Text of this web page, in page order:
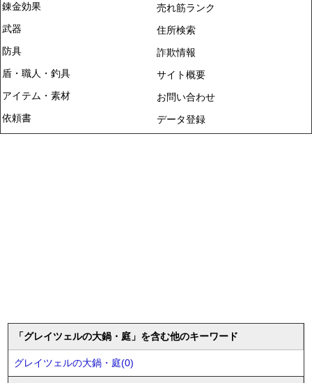
錬金効果
武器
防具
盾・職人・釣具
アイテム・素材
依頼書
売れ筋ランク
住所検索
詐欺情報
サイト概要
お問い合わせ
データ登録
「グレイツェルの大鍋・庭」を含む他のキーワード
グレイツェルの大鍋・庭(0)